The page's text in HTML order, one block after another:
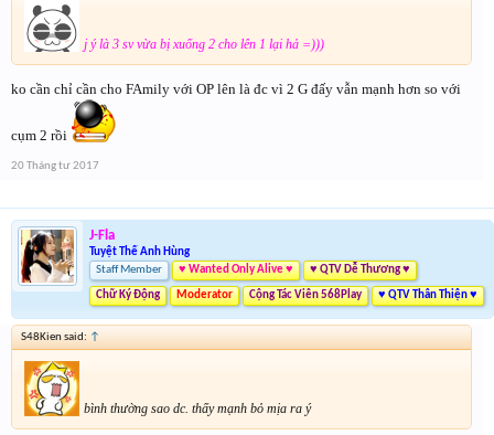
j ý là 3 sv vừa bị xuống 2 cho lên 1 lại hả =)))
ko cần chỉ cần cho FAmily với OP lên là đc vì 2 G đấy vẫn mạnh hơn so với
cụm 2 rồi
20 Tháng tư 2017
J-Fla
Tuyệt Thế Anh Hùng
Staff Member
♥ Wanted Only Alive ♥ ♥ QTV Dễ Thương ♥
Chữ Ký Động Moderator Cộng Tác Viên 568Play ♥ QTV Thân Thiện ♥
S48Kien said: ↑
bình thường sao dc. thấy mạnh bỏ mịa ra ý